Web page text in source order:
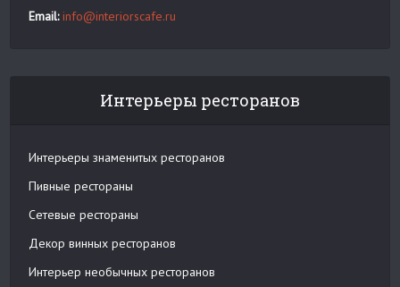
Email: info@interiorscafe.ru
Интерьеры ресторанов
Интерьеры знаменитых ресторанов
Пивные рестораны
Сетевые рестораны
Декор винных ресторанов
Интерьер необычных ресторанов